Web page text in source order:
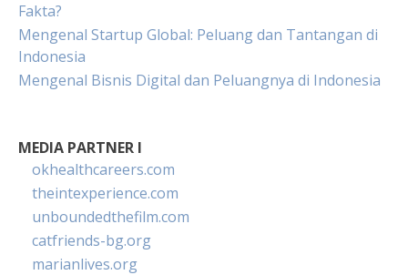
Fakta?
Mengenal Startup Global: Peluang dan Tantangan di
Indonesia
Mengenal Bisnis Digital dan Peluangnya di Indonesia
MEDIA PARTNER I
okhealthcareers.com
theintexperience.com
unboundedthefilm.com
catfriends-bg.org
marianlives.org